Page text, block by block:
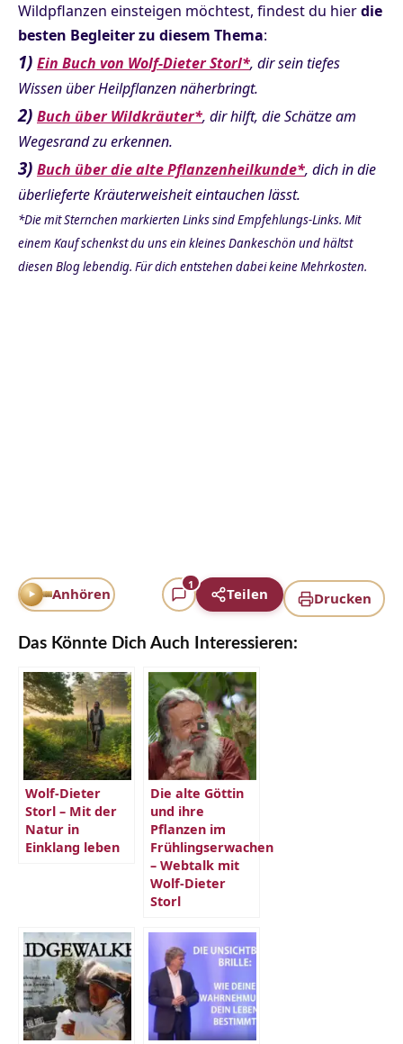
Wildpflanzen einsteigen möchtest, findest du hierdie
besten Begleiter zu diesem Thema:
1) Ein Buch von Wolf-Dieter Storl*, dir sein tiefes
Wissen über Heilpflanzen näherbringt.
2) Buch über Wildkräuter*, dir hilft, die Schätze am
Wegesrand zu erkennen.
3) Buch über die alte Pflanzenheilkunde*, dich in die
überlieferte Kräuterweisheit eintauchen lässt.
*Die mit Sternchen markierten Links sind Empfehlungs-Links. Mit
einem Kauf schenkst du uns ein kleines Dankeschön und hältst
diesen Blog lebendig. Für dich entstehen dabei keine Mehrkosten.
Drucken
Anhören
1
Teilen
Das Könnte Dich Auch Interessieren:
Wolf-Dieter
Storl – Mit der
Natur in
Einklang leben
Die alte Göttin
und ihre
Pflanzen im
Frühlingserwachen
– Webtalk mit
Wolf-Dieter
Storl